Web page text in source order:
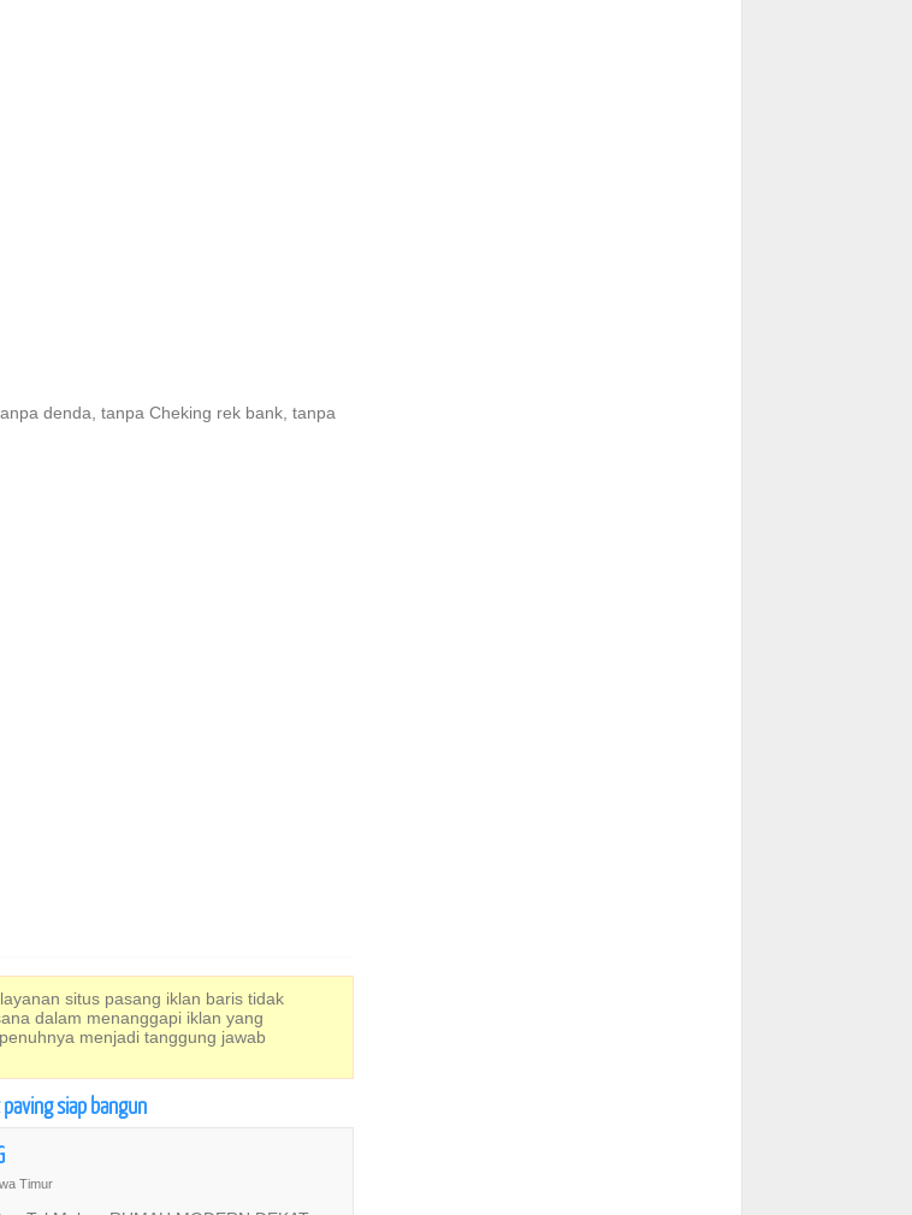
denda, tanpa Cheking rek bank, tanpa
situs pasang iklan baris tidak
dalam menanggapi iklan yang
menjadi tanggung jawab
siap bangun
Timur